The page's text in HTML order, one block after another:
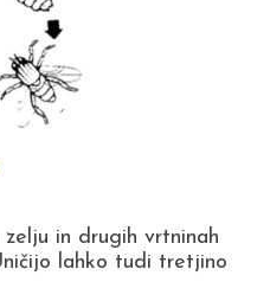
in drugih vrtninah
lahko tudi tretjino